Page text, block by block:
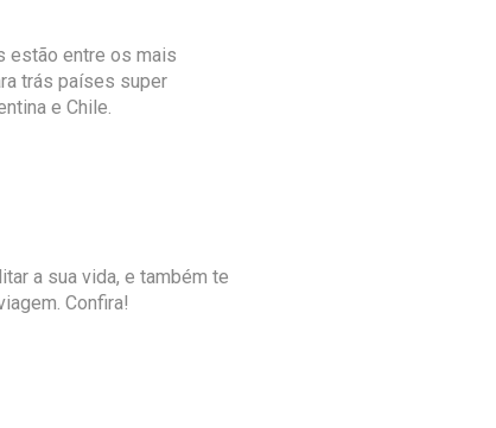
estão entre os mais
trás países super
e Chile.
a sua vida, e também te
Confira!